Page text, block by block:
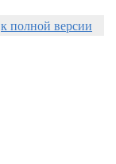
к полной версии